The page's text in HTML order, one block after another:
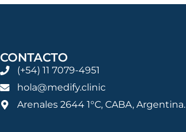
CONTACTO
(+54) 11 7079-4951
hola@medify.clinic
Arenales 2644 1°C, CABA, Argentina.